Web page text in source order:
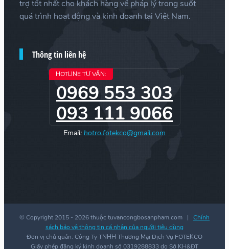
trợ tốt nhất cho khách hàng về pháp lý trong suốt
quá trình hoạt động và kinh doanh tại Việt Nam.
Thông tin liên hệ
HOTLINE TƯ VẤN:
0969 553 303
093 111 9066
Email: hotro.fotekco@gmail.com
© Copyright 2015 - 2026 thuộc tuvancongbosanpham.com | Chính
sách bảo vệ thông tin cá nhân của người tiêu dùng
Đơn vị chủ quản: Công Ty TNHH Thương Mại Dịch Vụ FOTEKCO
Giấy phép đăng ký kinh doanh số 0319288833 do Sở KH&ĐT